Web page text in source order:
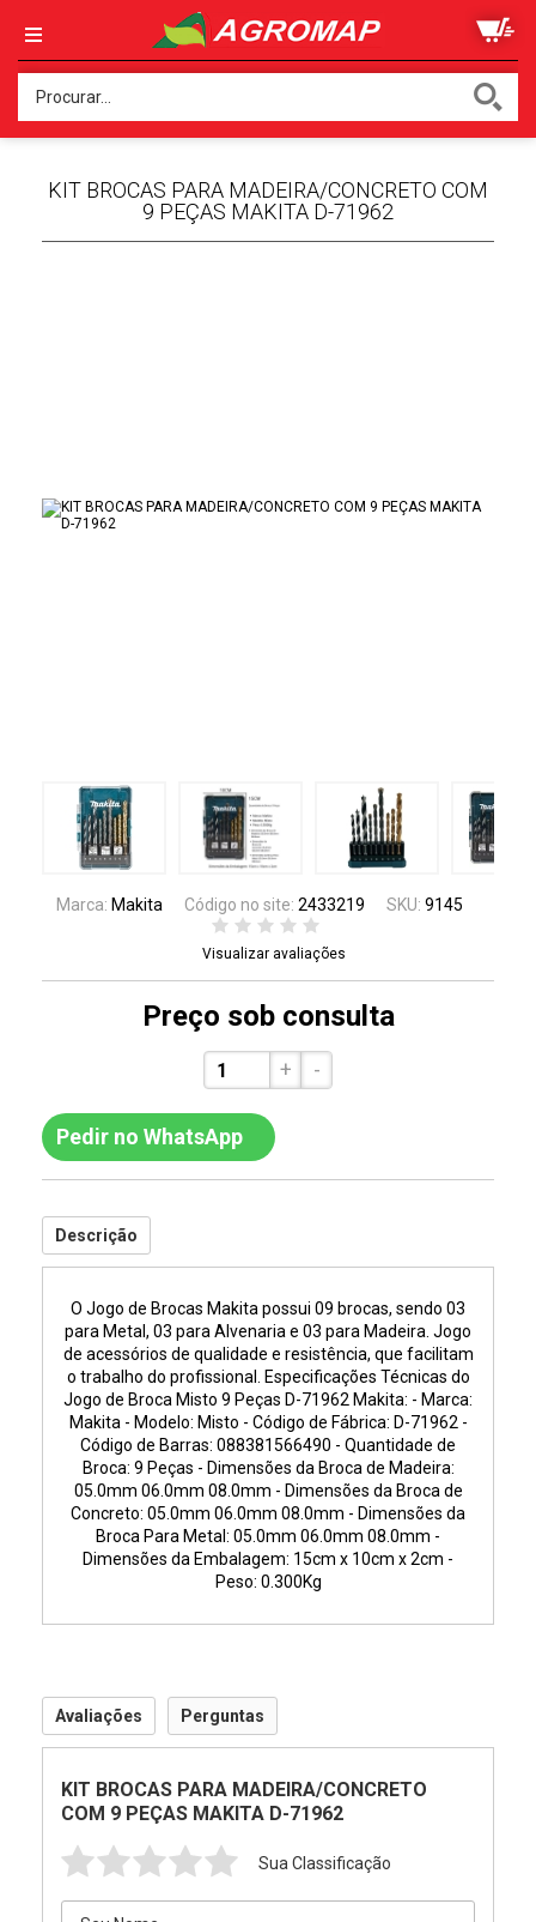
KIT BROCAS PARA MADEIRA/CONCRETO COM
9 PEÇAS MAKITA D-71962
Marca: Makita Código no site: 2433219 SKU: 9145
Visualizar avaliações
Preço sob consulta
+ -
Pedir no WhatsApp
Descrição
O Jogo de Brocas Makita possui 09 brocas, sendo 03
para Metal, 03 para Alvenaria e 03 para Madeira. Jogo
de acessórios de qualidade e resistência, que facilitam
o trabalho do profissional. Especificações Técnicas do
Jogo de Broca Misto 9 Peças D-71962 Makita: - Marca:
Makita - Modelo: Misto - Código de Fábrica: D-71962 -
Código de Barras: 088381566490 - Quantidade de
Broca: 9 Peças - Dimensões da Broca de Madeira:
05.0mm 06.0mm 08.0mm - Dimensões da Broca de
Concreto: 05.0mm 06.0mm 08.0mm - Dimensões da
Broca Para Metal: 05.0mm 06.0mm 08.0mm -
Dimensões da Embalagem: 15cm x 10cm x 2cm -
Peso: 0.300Kg
Avaliações Perguntas
KIT BROCAS PARA MADEIRA/CONCRETO
COM 9 PEÇAS MAKITA D-71962
Sua Classificação